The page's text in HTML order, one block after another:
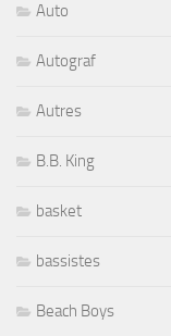
Auto
Autograf
Autres
B.B. King
basket
bassistes
Beach Boys